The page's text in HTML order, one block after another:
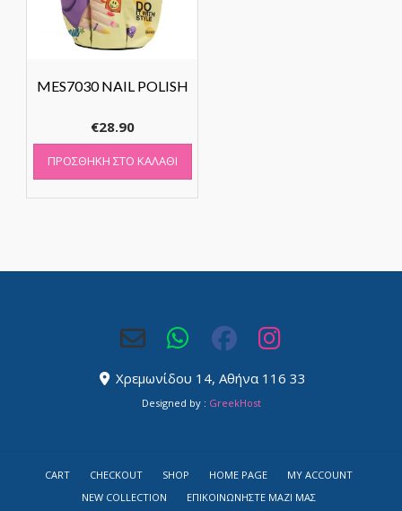
MES7030 NAIL POLISH
€28.90
ΠΡΟΣΘΉΚΗ ΣΤΟ ΚΑΛΆΘΙ
Χρεμωνίδου 14, Αθήνα 116 33
Designed by : GreekHost
CART CHECKOUT SHOP HOME PAGE
MY ACCOUNT
NEW COLLECTION
ΕΠΙΚΟΙΝΩΝΉΣΤΕ ΜΑΖΊ ΜΑΣ